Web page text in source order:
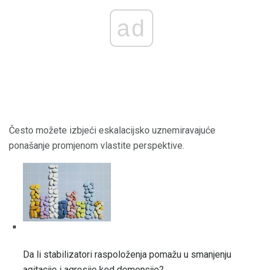
ad
Često možete izbjeći eskalacijsko uznemiravajuće
ponašanje promjenom vlastite perspektive.
Da li stabilizatori raspoloženja pomažu u smanjenju